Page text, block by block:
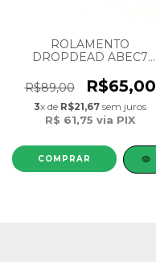
ROLAMENTO
DROPDEAD ABEC7
BLACK RUBBER U
R$89,00 R$65,00
3x de R$21,67 sem juros
R$ 61,75 via PIX